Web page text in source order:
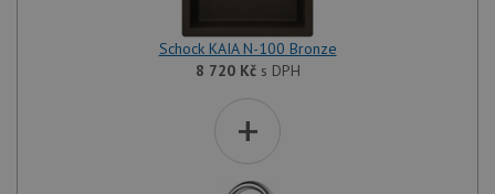
Schock KAIA N-100 Bronze
8 720 Kčs DPH
+